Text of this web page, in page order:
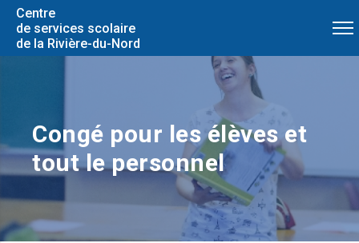
Centre
de services scolaire
de la Rivière-du-Nord
Congé pour les élèves et
tout le personnel